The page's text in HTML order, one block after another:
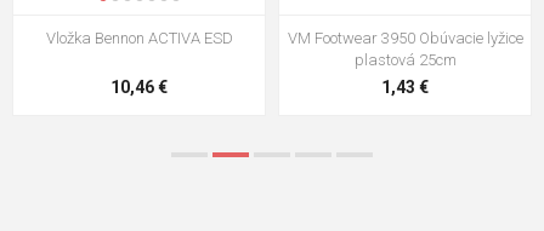
VM Footwear 3009 Vkladacia
5,21 €
VM Footwear 3102 Šnúrky ploché
0,79 €